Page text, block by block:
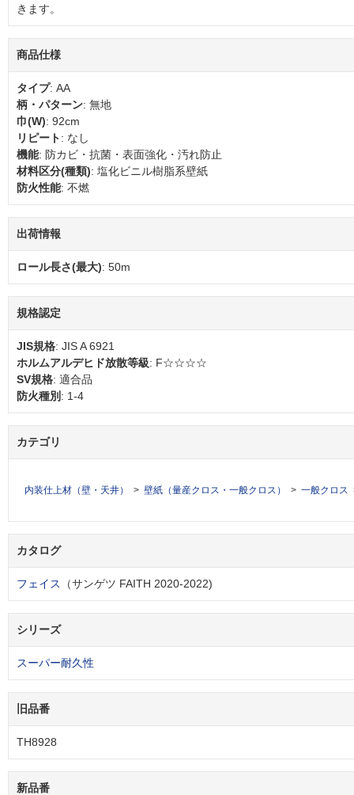
きます。
商品仕様
タイプ: AA
柄・パターン: 無地
巾(W): 92cm
リピート: なし
機能: 防カビ・抗菌・表面強化・汚れ防止
材料区分(種類): 塩化ビニル樹脂系壁紙
防火性能: 不燃
出荷情報
ロール長さ(最大): 50m
規格認定
JIS規格: JIS A 6921
ホルムアルデヒド放散等級: F☆☆☆☆
SV規格: 適合品
防火種別 : 1-4
カテゴリ
内装仕上材（壁・天井） 壁紙（量産クロス・一般クロス） 一般クロス
カタログ
フェイス （サンゲツ FAITH 2020-2022)
シリーズ
スーパー耐久性
旧品番
TH8928
新品番